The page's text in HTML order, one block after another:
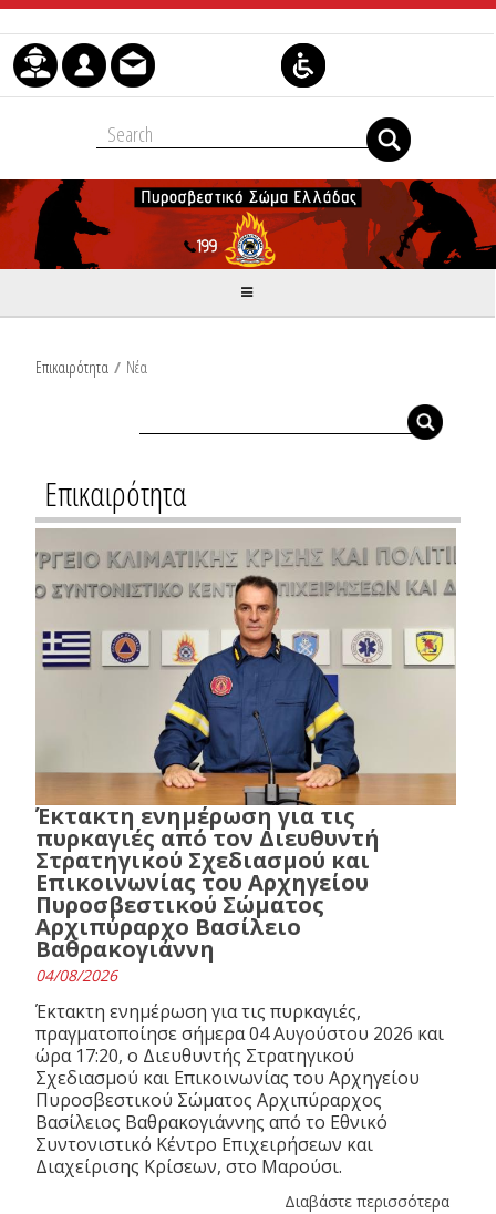
Μετάβαση στο περιεχόμενο
Επικαιρότητα / Νέα
Επικαιρότητα
Έκτακτη ενημέρωση για τις
πυρκαγιές από τον Διευθυντή
Στρατηγικού Σχεδιασμού και
Επικοινωνίας του Αρχηγείου
Πυροσβεστικού Σώματος
Αρχιπύραρχο Βασίλειο
Βαθρακογιάννη
04/08/2026
Έκτακτη ενημέρωση για τις πυρκαγιές,
πραγματοποίησε σήμερα 04 Αυγούστου 2026 και
ώρα 17:20, ο Διευθυντής Στρατηγικού
Σχεδιασμού και Επικοινωνίας του Αρχηγείου
Πυροσβεστικού Σώματος Αρχιπύραρχος
Βασίλειος Βαθρακογιάννης από το Εθνικό
Συντονιστικό Κέντρο Επιχειρήσεων και
Διαχείρισης Κρίσεων, στο Μαρούσι.
Διαβάστε περισσότερα